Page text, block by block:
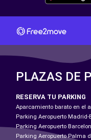
PLAZAS DE
RESERVA TU PARKING
Aparcamiento barato en el
Parking Aeropuerto Madrid-
Parking Aeropuerto
Parking Aeropuerto Palma